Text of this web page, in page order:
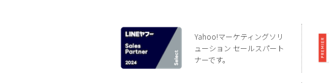
Yahoo!マーケティングソリ
ューション セールスパート
ナーです。